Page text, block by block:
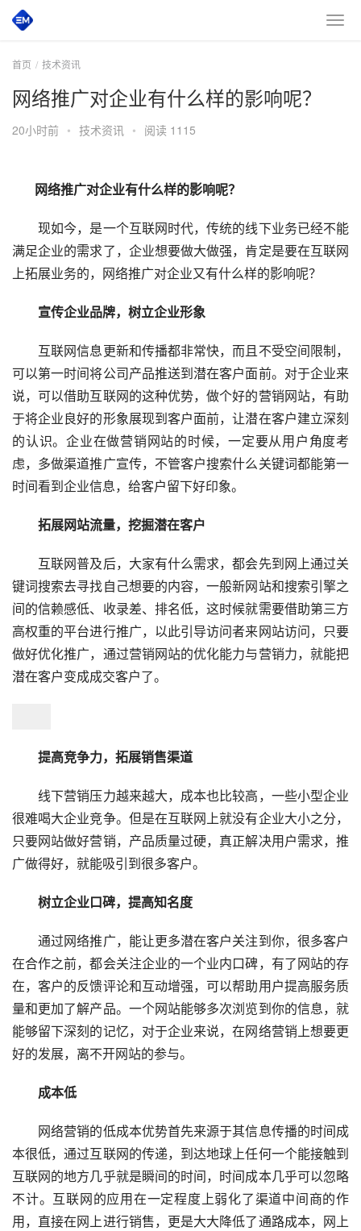
首页 技术资讯
网络推广对企业有什么样的影响呢？
20小时前 • 技术资讯 • 阅读 1115
网络推广对企业有什么样的影响呢？
现如今，是一个互联网时代，传统的线下业务已经不能
满足企业的需求了，企业想要做大做强，肯定是要在互联网
上拓展业务的，网络推广对企业又有什么样的影响呢？
宣传企业品牌，树立企业形象
互联网信息更新和传播都非常快，而且不受空间限制，
可以第一时间将公司产品推送到潜在客户面前。对于企业来
说，可以借助互联网的这种优势，做个好的营销网站，有助
于将企业良好的形象展现到客户面前，让潜在客户建立深刻
的认识。企业在做营销网站的时候，一定要从用户角度考
虑，多做渠道推广宣传，不管客户搜索什么关键词都能第一
时间看到企业信息，给客户留下好印象。
拓展网站流量，挖掘潜在客户
互联网普及后，大家有什么需求，都会先到网上通过关
键词搜索去寻找自己想要的内容，一般新网站和搜索引擎之
间的信赖感低、收录差、排名低，这时候就需要借助第三方
高权重的平台进行推广，以此引导访问者来网站访问，只要
做好优化推广，通过营销网站的优化能力与营销力，就能把
潜在客户变成成交客户了。
提高竞争力，拓展销售渠道
线下营销压力越来越大，成本也比较高，一些小型企业
很难喝大企业竞争。但是在互联网上就没有企业大小之分，
只要网站做好营销，产品质量过硬，真正解决用户需求，推
广做得好，就能吸引到很多客户。
树立企业口碑，提高知名度
通过网络推广，能让更多潜在客户关注到你，很多客户
在合作之前，都会关注企业的一个业内口碑，有了网站的存
在，客户的反馈评论和互动增强，可以帮助用户提高服务质
量和更加了解产品。一个网站能够多次浏览到你的信息，就
能够留下深刻的记忆，对于企业来说，在网络营销上想要更
好的发展，离不开网站的参与。
成本低
网络营销的低成本优势首先来源于其信息传播的时间成
本很低，通过互联网的传递，到达地球上任何一个能接触到
互联网的地方几乎就是瞬间的时间，时间成本几乎可以忽略
不计。互联网的应用在一定程度上弱化了渠道中间商的作
用，直接在网上进行销售，更是大大降低了通路成本，网上